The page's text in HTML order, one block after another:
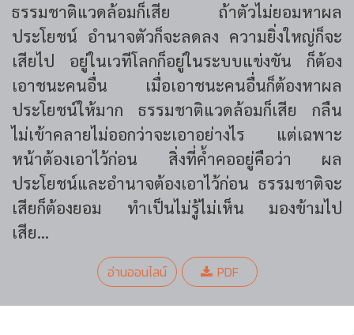
ธรรมชาติแวดล้อมก็เสีย ถ้าตัวไม่ยอมหาผล
ประโยชน์ อำนาจตัวก็จะลดลง ความยิ่งใหญ่ก็จะ
เสียไป อยู่ในเวทีโลกก็อยู่ในระบบแข่งขัน ก็ต้อง
เอาชนะคนอื่น เมื่อเอาชนะคนอื่นก็ต้องหาผล
ประโยชน์ให้มาก ธรรมชาติแวดล้อมก็เสีย กลืน
ไม่เข้าคลายไม่ออกว่าจะเอาอย่างไร แต่เฉพาะ
หน้าต้องเอาไว้ก่อน สิ่งที่ค้ำคออยู่คือว่า ผล
ประโยชน์และอำนาจต้องเอาไว้ก่อน ธรรมชาติจะ
เสียก็ต้องยอม ทำเป็นไม่รู้ไม่เห็น มองข้ามไป
เสีย...
อ่านออนไลน์ PDF